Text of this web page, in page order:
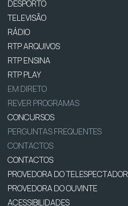
DESPORTO
TELEVISÃO
RÁDIO
RTP ARQUIVOS
RTP ENSINA
RTP PLAY
EM DIRETO
REVER PROGRAMAS
CONCURSOS
PERGUNTAS FREQUENTES
CONTACTOS
CONTACTOS
PROVEDORA DO TELESPECTADOR
PROVEDORA DO OUVINTE
ACESSIBILIDADES